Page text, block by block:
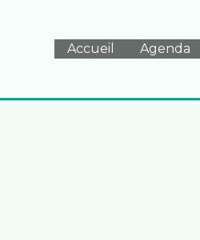
Accueil Agenda